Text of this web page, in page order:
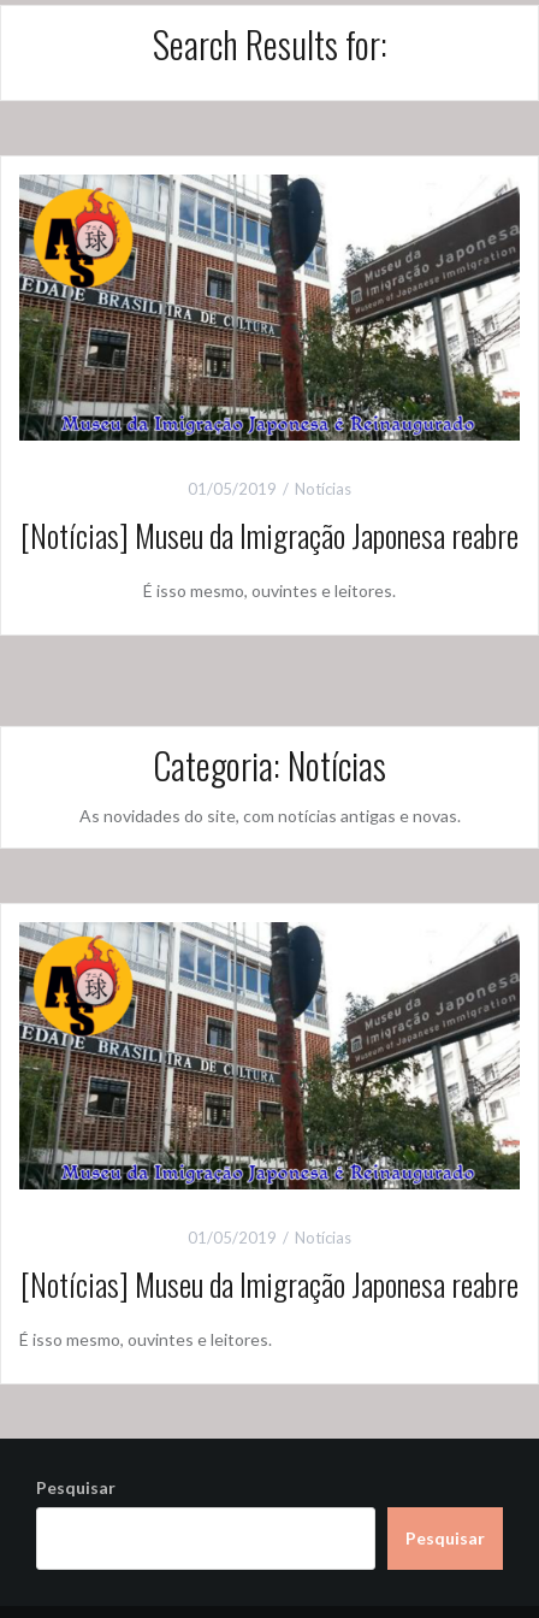
Search Results for:
01/05/2019 Notícias
[Notícias] Museu da Imigração Japonesa reabre
É isso mesmo, ouvintes e leitores.
Categoria: Notícias
As novidades do site, com notícias antigas e novas.
01/05/2019 Notícias
[Notícias] Museu da Imigração Japonesa reabre
É isso mesmo, ouvintes e leitores.
Pesquisar
Pesquisar